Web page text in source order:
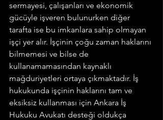
sermayesi, çalışanları ve ekonomik
gücüyle işveren bulunurken diğer
tarafta ise bu imkanlara sahip olmayan
işçi yer alır. İşçinin çoğu zaman haklarını
bilmemesi ve bilse de
kullanamamasından kaynaklı
mağduriyetleri ortaya çıkmaktadır. İş
hukukunda işçinin haklarını tam ve
eksiksiz kullanması için Ankara İş
Hukuku Avukatı desteği oldukça